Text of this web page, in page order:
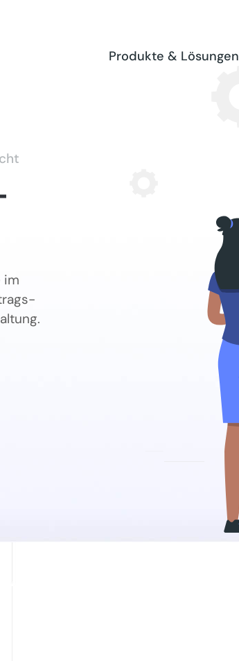
Produkte & Lösungen
im